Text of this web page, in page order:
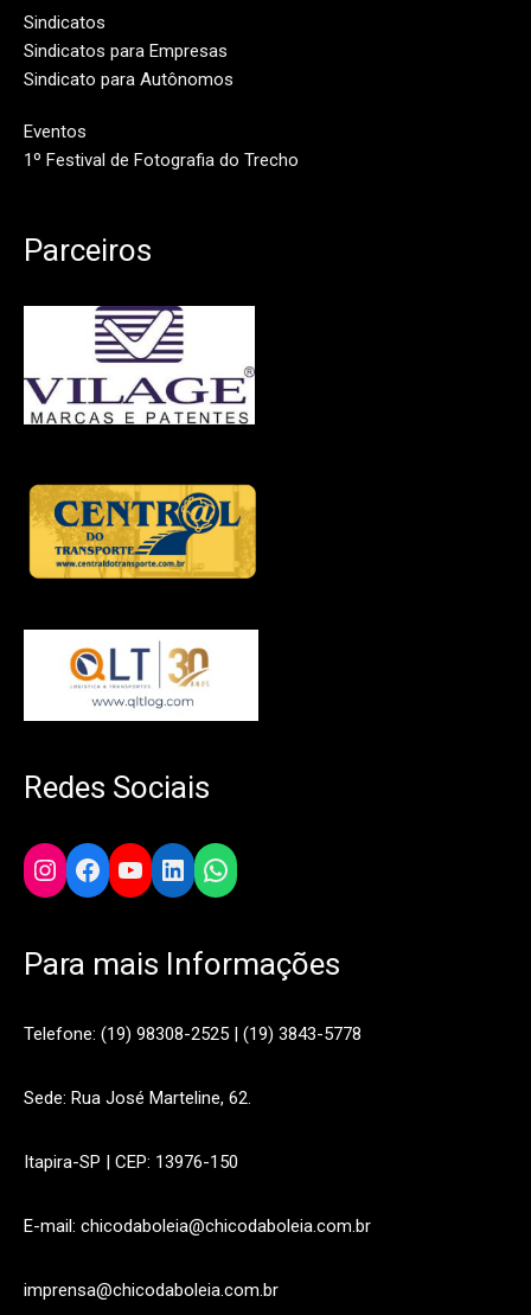
Sindicatos
Sindicatos para Empresas
Sindicato para Autônomos
Eventos
1º Festival de Fotografia do Trecho
Parceiros
Redes Sociais
Instagram
Facebook
YouTube
LinkedIn
WhatsApp
Para mais Informações
Telefone: (19) 98308-2525 | (19) 3843-5778
Sede: Rua José Marteline, 62.
Itapira-SP | CEP: 13976-150
E-mail: chicodaboleia@chicodaboleia.com.br
imprensa@chicodaboleia.com.br